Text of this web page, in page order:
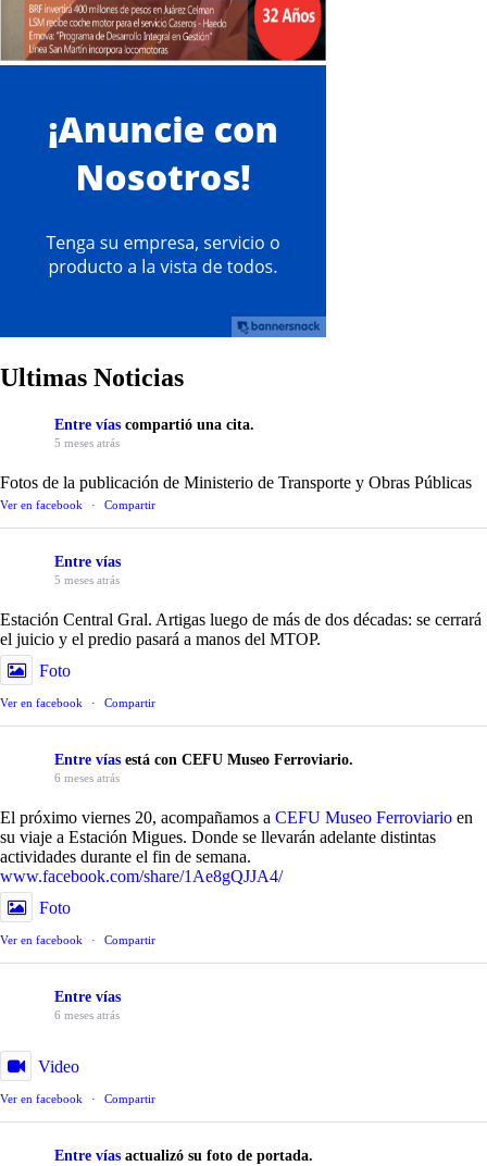
Ultimas Noticias
Entre vías compartió una cita.
5 meses atrás
Fotos de la publicación de Ministerio de Transporte y Obras Públicas
Ver en facebook · Compartir
Entre vías
5 meses atrás
Estación Central Gral. Artigas luego de más de dos décadas: se cerrará
el juicio y el predio pasará a manos del MTOP.
Foto
Ver en facebook · Compartir
Entre vías está con CEFU Museo Ferroviario.
6 meses atrás
El próximo viernes 20, acompañamos a CEFU Museo Ferroviario en
su viaje a Estación Migues. Donde se llevarán adelante distintas
actividades durante el fin de semana.
www.facebook.com/share/1Ae8gQJJA4/
Foto
Ver en facebook · Compartir
Entre vías
6 meses atrás
Video
Ver en facebook · Compartir
Entre vías actualizó su foto de portada.